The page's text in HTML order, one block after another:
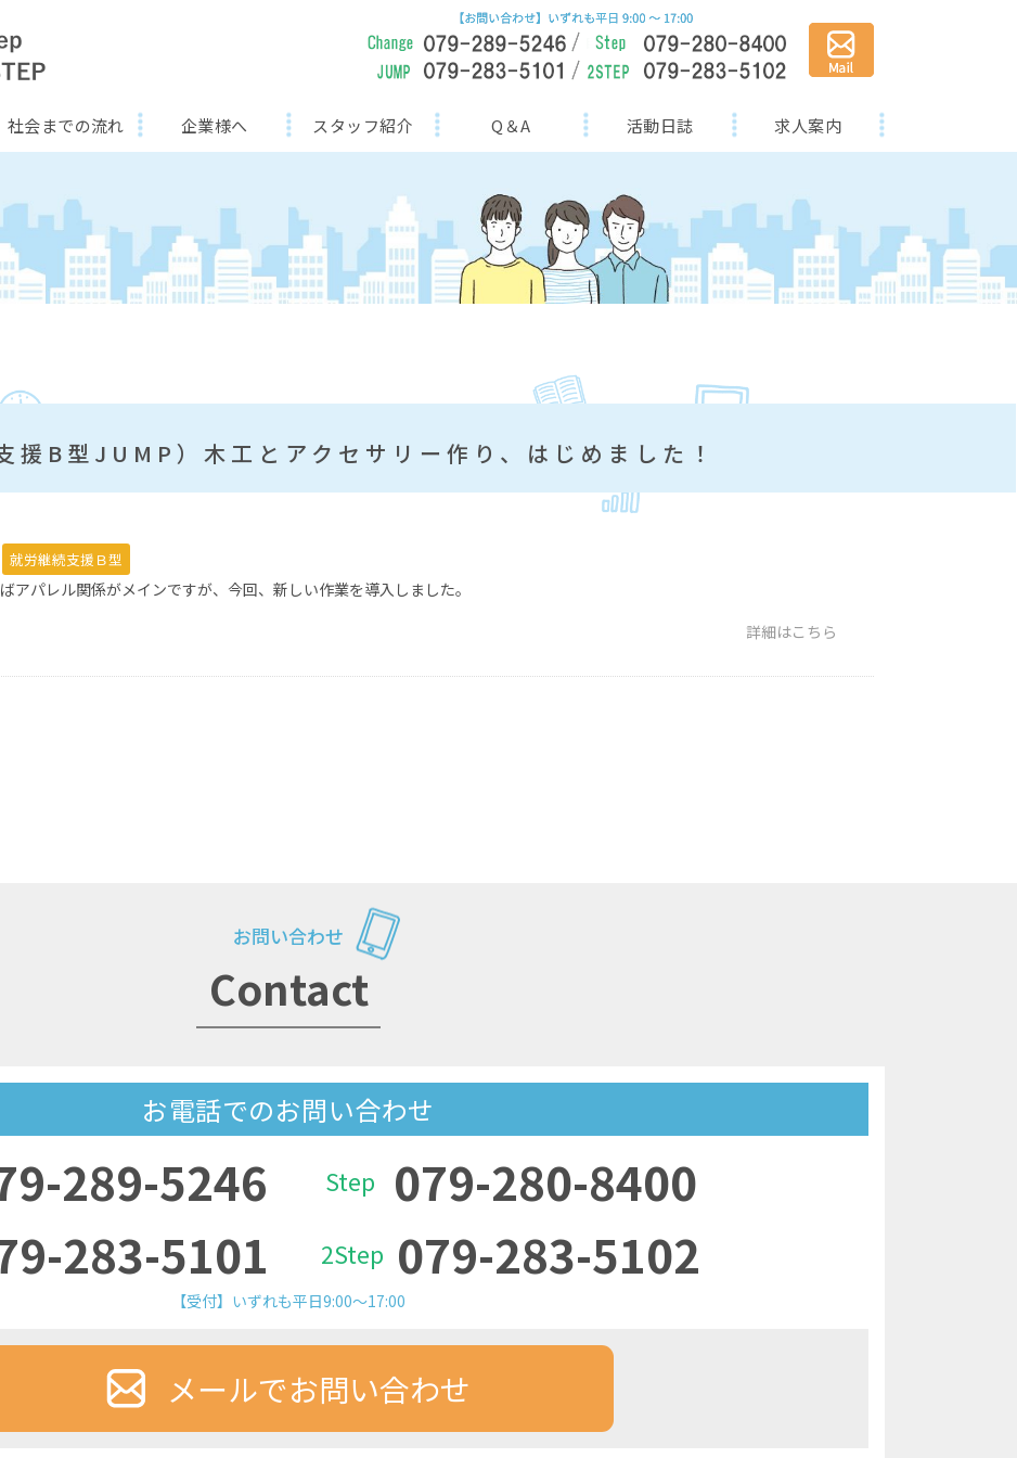
社会までの流れ 企業様へ スタッフ紹介 Q＆A 活動日誌 求人案内
援B型JUMP）木工とアクセサリー作り、はじめました！
就労継続支援Ｂ型
パレル関係がメインですが、今回、新しい作業を導入しました。
詳細はこちら
お問い合わせ
Contact
お電話でのお問い合わせ
289-5246 Step 079-280-8400
283-5101 2Step 079-283-5102
【受付】いずれも平日9:00～17:00
メールでお問い合わせ